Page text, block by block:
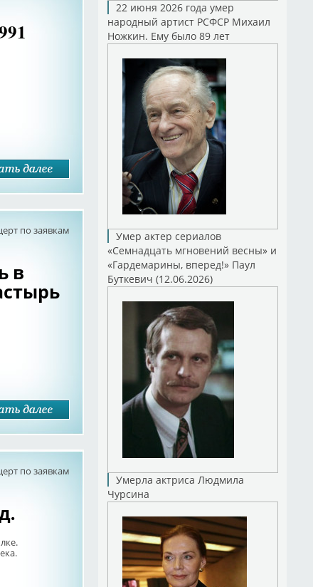
по заявкам
в
по заявкам
22 июня 2026 года умер
народный артист РСФСР Михаил
Ножкин. Ему было 89 лет
Умер актер сериалов
«Семнадцать мгновений весны» и
«Гардемарины, вперед!» Паул
Буткевич (12.06.2026)
Умерла актриса Людмила
Чурсина